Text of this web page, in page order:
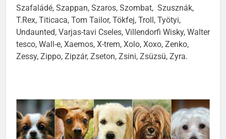
Szafaládé, Szappan, Szaros, Szombat, Szusznák,
T.Rex, Titicaca, Tom Tailor, Tökfej, Troll, Työtyi,
Undaunted, Varjas-tavi Cseles, Villendorfi Wisky, Walter
tesco, Wall-e, Xaemos, X-trem, Xolo, Xoxo, Zenko,
Zessy, Zippo, Zipzár, Zseton, Zsini, Zsüzsü, Zyra.